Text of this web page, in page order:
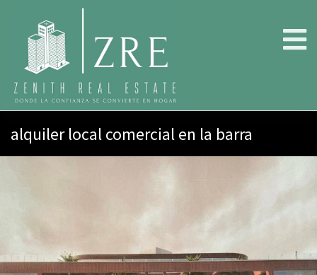
alquiler local comercial en la barra